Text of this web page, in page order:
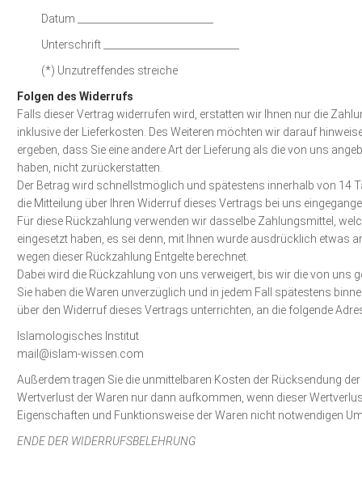
Datum ____________________________
Unterschrift ____________________________
(*) Unzutreffendes streiche
Folgen des Widerrufs
Falls dieser Vertrag widerrufen wird, erstatten wir Ihnen nur die
inklusive der Lieferkosten. Des Weiteren möchten wir darauf
ergeben, dass Sie eine andere Art der Lieferung als die von uns
haben, nicht zurückerstatten.
Der Betrag wird schnellstmöglich und spätestens innerhalb von 14
die Mitteilung über Ihren Widerruf dieses Vertrags bei uns
Für diese Rückzahlung verwenden wir dasselbe Zahlungsmittel,
eingesetzt haben, es sei denn, mit Ihnen wurde ausdrücklich etwas
wegen dieser Rückzahlung Entgelte berechnet.
Dabei wird die Rückzahlung von uns verweigert, bis wir die von uns
Sie haben die Waren unverzüglich und in jedem Fall spätestens
über den Widerruf dieses Vertrags unterrichten, an die folgende
Islamologisches Institut
mail@islam-wissen.com
Außerdem tragen Sie die unmittelbaren Kosten der Rücksendung
Wertverlust der Waren nur dann aufkommen, wenn dieser
Eigenschaften und Funktionsweise der Waren nicht notwendigen
ENDE DER WIDERRUFSBELEHRUNG